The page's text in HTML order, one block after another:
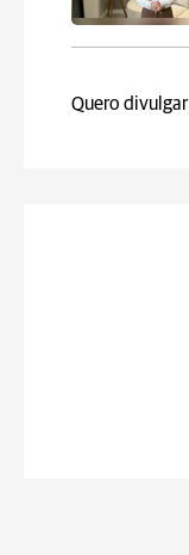
Quero divulgar